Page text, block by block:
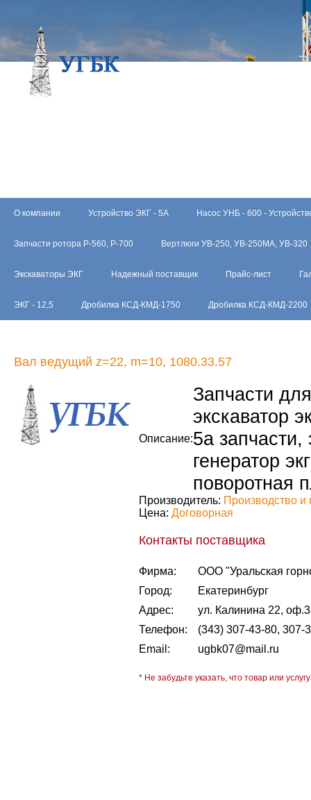
О компании Устройство ЭКГ - 5А Насос УНБ - 600 -
Запчасти ротора Р-560, Р-700 Вертлюги УВ-250, УВ-250МА, УВ-320
Экскаваторы ЭКГ Надежный поставщик Прайс-лист
ЭКГ - 12,5 Дробилка КСД-КМД-1750 Дробилка КСД-КМД-2200
Вал ведущий z=22, m=10, 1080.33.57
Описание:
Запчасти
экскаватор
5а запчасти,
генератор
поворотная
Производитель: Производство и
Цена: Договорная
Контакты поставщика
Фирма:
ООО "Уральская
Город:
Екатеринбург
Адрес:
ул. Калинина 22,
Телефон:
(343) 307-43-80, 307-
Email:
ugbk07@mail.ru
* Не забудьте указать, что товар или